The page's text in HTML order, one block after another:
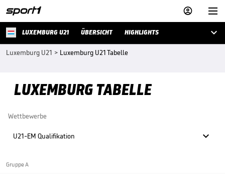


LUXEMBURG U21 ÜBERSICHT HIGHLIGHTS 
Luxemburg U21 > Luxemburg U21 Tabelle
LUXEMBURG TABELLE
Wettbewerbe
U21-EM Qualifikation 
Gruppe A